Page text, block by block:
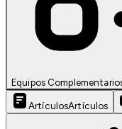
Equipos
ArtículosArtículos